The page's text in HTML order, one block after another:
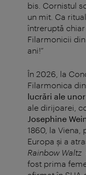
bis. Cornistul
un mit. Ca
întreruptă
Filarmonicii
ani!”
În 2026, la
Filarmonica
lucrări ale
ale dirijoarei,
Josephine
1860, la
Europa şi a
Rainbow Waltz
fost prima